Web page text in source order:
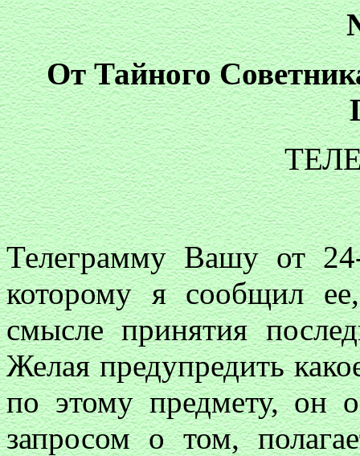
От Тайного
Телеграмму Вашу от
которому я сообщил
смысле принятия
Желая предупредить
по этому предмету, он
запросом о том,